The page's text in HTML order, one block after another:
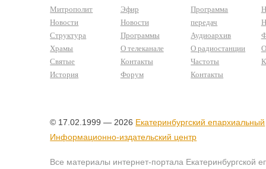
Митрополит
Новости
Структура
Храмы
Святые
История
Эфир
Новости
Программы
О телеканале
Контакты
Форум
Программа
передач
Аудиоархив
О радиостанции
Частоты
Контакты
© 17.02.1999 — 2026 Екатеринбургский епархиальный
Информационно-издательский центр
Все материалы интернет-портала Екатеринбургской